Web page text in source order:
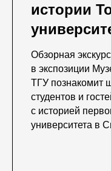
истории
Обзорная
в экспозиции
ТГУ познакомит
студентов и
с историей
университета в